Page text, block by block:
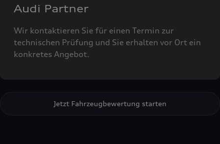
Audi Partner
Wir kontaktieren Sie für einen Termin zur
technischen Prüfung und Sie erhalten vor Ort ein
konkretes Angebot.
Jetzt Fahrzeugbewertung starten